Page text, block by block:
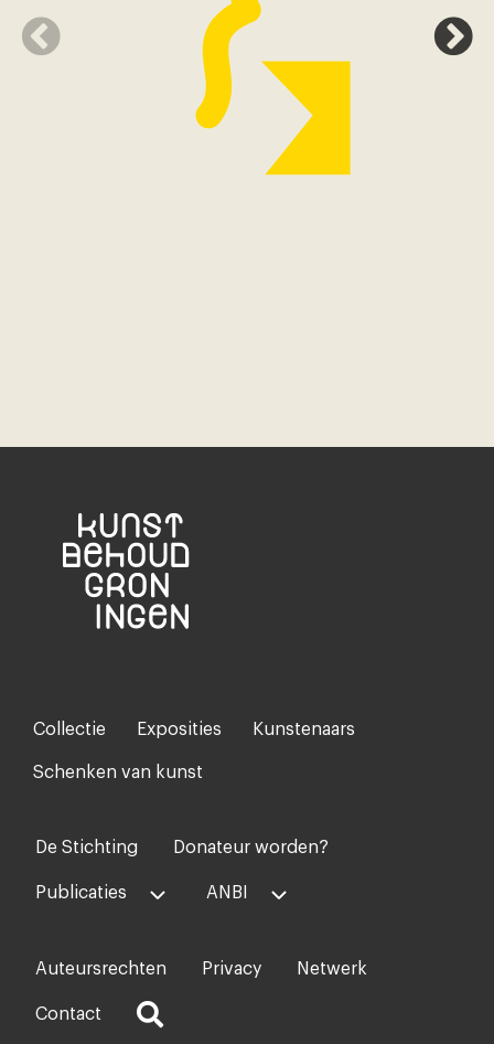
Footer-
menu
Collectie Exposities Kunstenaars
Schenken van kunst
Voet
midden
De Stichting Donateur worden?
Publicaties ANBI
Voet
rechts
Auteursrechten Privacy Netwerk
Contact